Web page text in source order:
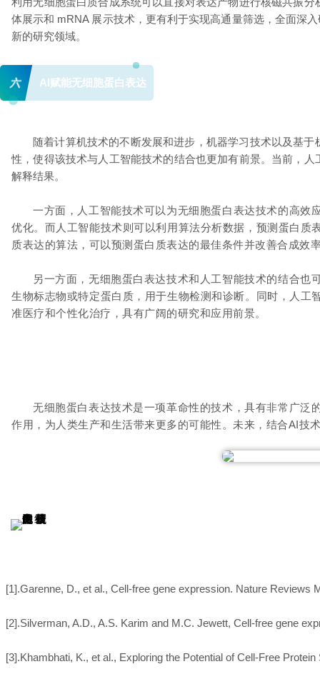
体展示和 mRNA 展示技术，更有利于实现高通量筛选，全面深
新的研究领域。
六 AI赋能无细胞蛋白表达
随着计算机技术的不断发展和进步，机器学习技术以及基
性，使得该技术与人工智能技术的结合也更加有前景。当前，
解释结果。
一方面，人工智能技术可以为无细胞蛋白表达技术的高效
优化。而人工智能技术则可以利用算法分析数据，预测蛋白
质表达的算法，可以预测蛋白质表达的最佳条件并改善合成效
另一方面，无细胞蛋白表达技术和人工智能技术的结合
生物标志物或特定蛋白质，用于生物检测和诊断。同时，人
准医疗和个性化治疗，具有广阔的研究和应用前景。
无细胞蛋白表达技术是一项革命性的技术，具有非常广泛
作用，为人类生产和生活带来更多的可能性。 未来，结合AI技
[1].Garenne, D., et al., Cell-free gene expression. Nature Reviews
[2].Silverman, A.D., A.S. Karim and M.C. Jewett, Cell-free gene
[3].Khambhati, K., et al., Exploring the Potential of Cell-Free